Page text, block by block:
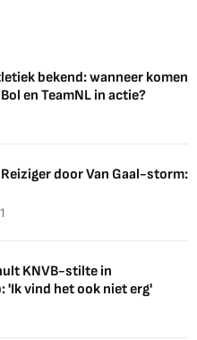
bekend: wanneer komen
en TeamNL in actie?
door Van Gaal-storm:
1
KNVB-stilte in
'Ik vind het ook niet erg'